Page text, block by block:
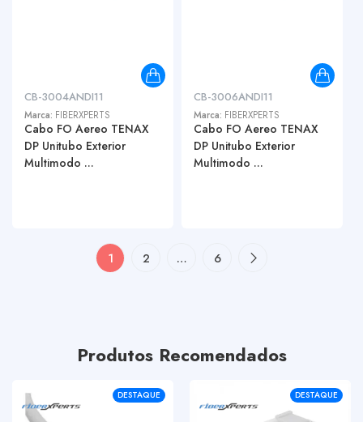
CB-3004ANDI11
Marca: FIBERXPERTS
Cabo FO Aereo TENAX
DP Unitubo Exterior
Multimodo ...
CB-3006ANDI11
Marca: FIBERXPERTS
Cabo FO Aereo TENAX
DP Unitubo Exterior
Multimodo ...
1 2 … 6
Produtos Recomendados
DESTAQUE DESTAQUE